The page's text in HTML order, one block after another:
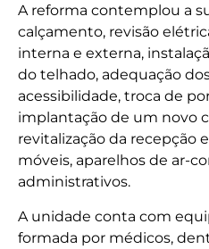
A reforma contemplou a
calçamento, revisão
interna e externa,
do telhado, adequação
acessibilidade, troca de
implantação de um novo
revitalização da recepção
móveis, aparelhos de ar-
administrativos.
A unidade conta com
formada por médicos,